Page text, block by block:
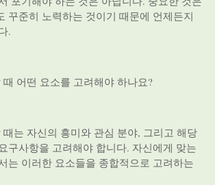
꾸준히 노력하는 것이기 때문에 언제든지
.
어떤 요소를 고려해야 하나요?
는 자신의 흥미와 관심 분야, 그리고 해당
구사항을 고려해야 합니다. 자신에게 맞는
는 이러한 요소들을 종합적으로 고려하는